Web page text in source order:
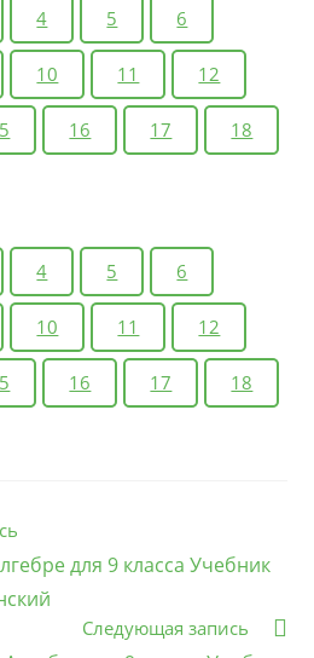
4 5 6
10 11 12
16 17 18
4 5 6
10 11 12
16 17 18
для 9 класса Учебник
Следующая запись